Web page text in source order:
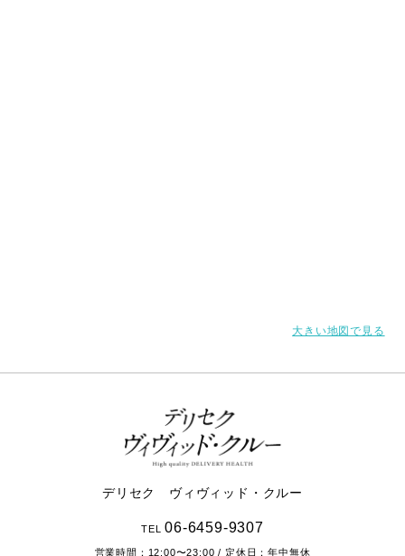
大きい地図で見る
デリセク ヴィヴィッド・クルー
TEL06-6459-9307
営業時間： 12:00〜23:00 / 定休日：年中無休